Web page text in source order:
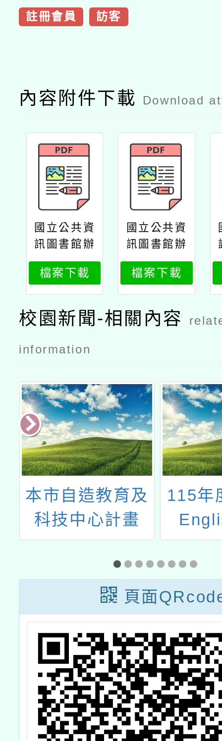
註冊會員 訪客
內容附件下載 Download
國立公共資
訊圖書館辦
理「2025繪
本創作工作
坊」公文
檔案下載
國立公共資
訊圖書館辦
理「2025繪
本創作工作
坊」海報
檔案下載
校園新聞-相關內容
information
本市自造教育及
科技中心計畫
114學年度七月
份教師增能研習
115年
王
頁面